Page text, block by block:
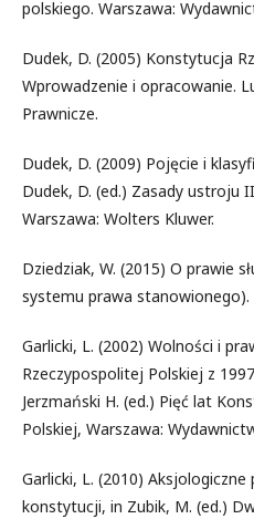
polskiego. Warszawa:
Dudek, D. (2005) Konstytucja
Wprowadzenie i opracowanie.
Prawnicze.
Dudek, D. (2009) Pojęcie i
Dudek, D. (ed.) Zasady ustroju
Warszawa: Wolters Kluwer.
Dziedziak, W. (2015) O prawie
systemu prawa stanowionego).
Garlicki, L. (2002) Wolności i
Rzeczypospolitej Polskiej z
Jerzmański H. (ed.) Pięć lat
Polskiej, Warszawa:
Garlicki, L. (2010)
konstytucji, in Zubik, M. (ed.)